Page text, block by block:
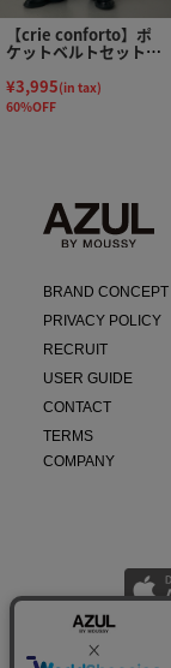
【crie conforto】ポ
ケットベルトセットワ
イドパンツ
¥3,995(in tax)
60%OFF
BRAND CONCEPT
PRIVACY POLICY
RECRUIT
USER GUIDE
CONTACT
TERMS
COMPANY
最新ニュースやスタイリ